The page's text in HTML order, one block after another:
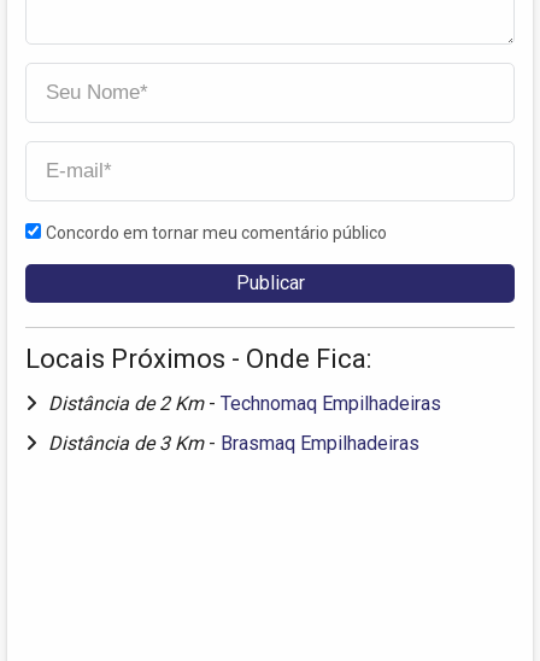
Concordo em tornar meu comentário público
Locais Próximos - Onde Fica:
Distância de 2 Km - Technomaq Empilhadeiras
Distância de 3 Km - Brasmaq Empilhadeiras